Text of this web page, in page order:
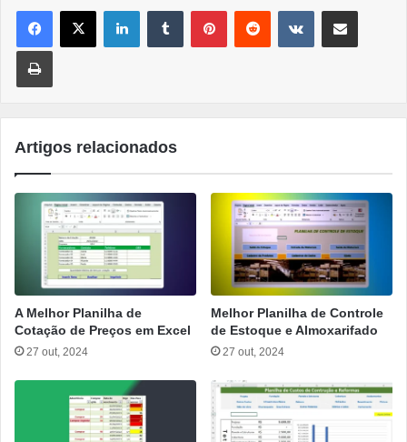
LinkedinTumblr PinterestReddit VK Compartilhar por e-mail
Imprimir
Artigos relacionados
A Melhor Planilha de
Cotação de Preços em Excel
27 out, 2024
Melhor Planilha de Controle
de Estoque e Almoxarifado
27 out, 2024